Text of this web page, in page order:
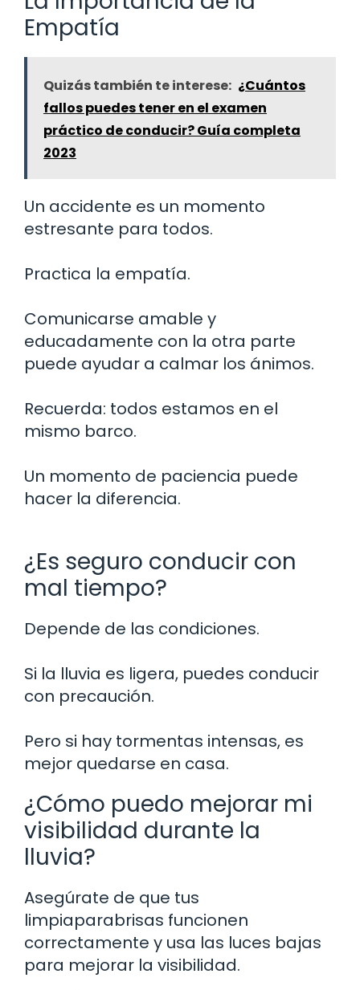
Empatía
Quizás también te interese: ¿Cuántos
fallos puedes tener en el examen
práctico de conducir? Guía completa
2023
Un accidente es un momento
estresante para todos.
Practica la empatía.
Comunicarse amable y
educadamente con la otra parte
puede ayudar a calmar los ánimos.
Recuerda: todos estamos en el
mismo barco.
Un momento de paciencia puede
hacer la diferencia.
¿Es seguro conducir con
mal tiempo?
Depende de las condiciones.
Si la lluvia es ligera, puedes conducir
con precaución.
Pero si hay tormentas intensas, es
mejor quedarse en casa.
¿Cómo puedo mejorar mi
visibilidad durante la
lluvia?
Asegúrate de que tus
limpiaparabrisas funcionen
correctamente y usa las luces bajas
para mejorar la visibilidad.